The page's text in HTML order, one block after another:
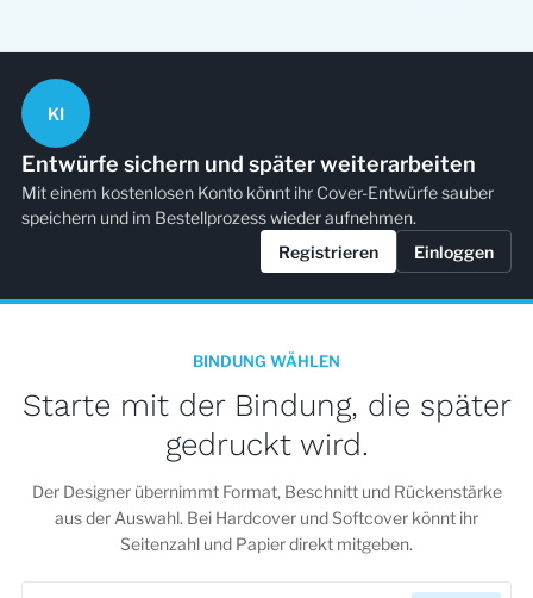
KI
Entwürfe sichern und später weiterarbeiten
Mit einem kostenlosen Konto könnt ihr Cover-Entwürfe sauber
speichern und im Bestellprozess wieder aufnehmen.
Registrieren
Einloggen
BINDUNG WÄHLEN
Starte mit der Bindung, die später
gedruckt wird.
Der Designer übernimmt Format, Beschnitt und Rückenstärke
aus der Auswahl. Bei Hardcover und Softcover könnt ihr
Seitenzahl und Papier direkt mitgeben.